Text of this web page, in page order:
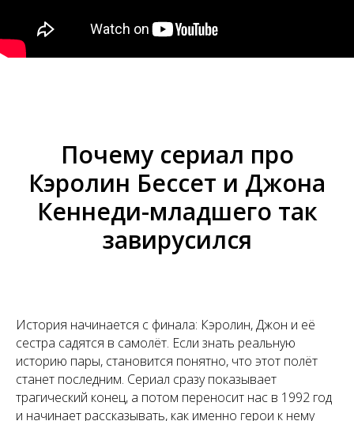
Почему сериал про
Кэролин Бессет и Джона
Кеннеди-младшего так
завирусился
История начинается с финала: Кэролин, Джон и её
сестра садятся в самолёт. Если знать реальную
историю пары, становится понятно, что этот полёт
станет последним. Сериал сразу показывает
трагический конец, а потом переносит нас в 1992 год
и начинает рассказывать, как именно герои к нему